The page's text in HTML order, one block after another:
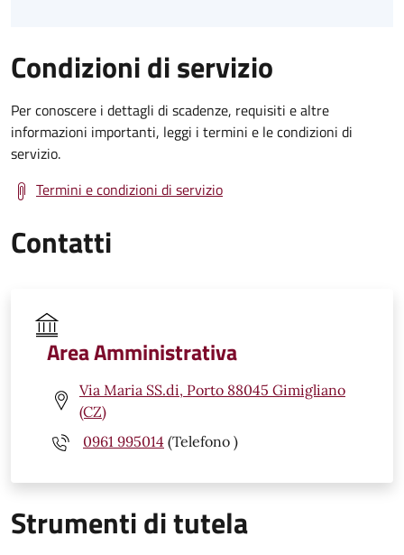
Condizioni di servizio
Per conoscere i dettagli di scadenze, requisiti e altre
informazioni importanti, leggi i termini e le condizioni di
servizio.
Termini e condizioni di servizio
Contatti
Area Amministrativa
Via Maria SS.di, Porto 88045 Gimigliano
(CZ)
0961 995014 (Telefono )
Strumenti di tutela